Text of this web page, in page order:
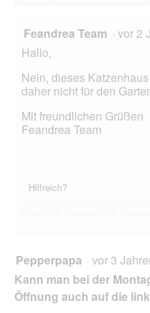
Feandrea Team · vor 2
Hallo,
Nein, dieses
daher nicht für den
Mit freundlichen Grüßen
Feandrea Team
Hilfreich?
Pepperpapa · vor 3
Kann man bei der
Öffnung auch auf die